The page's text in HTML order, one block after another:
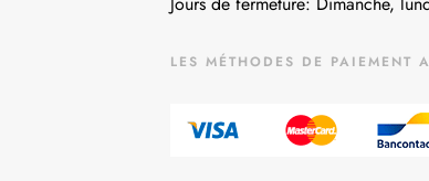
LES MÉTHODES DE PAIEMENT